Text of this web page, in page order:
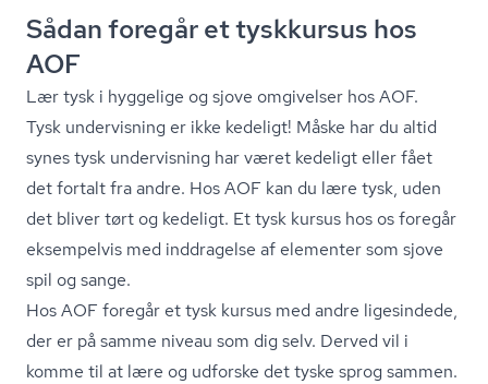
Sådan foregår et tyskkursus hos
AOF
Lær tysk i hyggelige og sjove omgivelser hos AOF.
Tysk undervisning er ikke kedeligt! Måske har du altid
synes tysk undervisning har været kedeligt eller fået
det fortalt fra andre. Hos AOF kan du lære tysk, uden
det bliver tørt og kedeligt. Et tysk kursus hos os foregår
eksempelvis med inddragelse af elementer som sjove
spil og sange.
Hos AOF foregår et tysk kursus med andre ligesindede,
der er på samme niveau som dig selv. Derved vil i
komme til at lære og udforske det tyske sprog sammen.